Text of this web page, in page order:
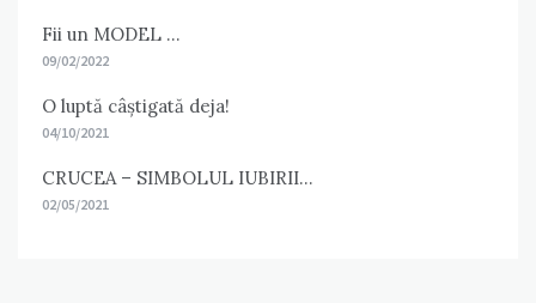
Fii un MODEL …
09/02/2022
O luptă câștigată deja!
04/10/2021
CRUCEA – SIMBOLUL IUBIRII…
02/05/2021